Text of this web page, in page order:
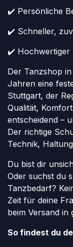
✔️ Persönliche
✔️ Schneller,
✔️ Hochwertiger
Der Tanzshop
Jahren eine
Stuttgart, der
Qualität,
entscheidend –
Der richtige
Technik,
Du bist dir
Oder suchst du
Tanzbedarf?
Zeit für deine
beim Versand in
So findest du